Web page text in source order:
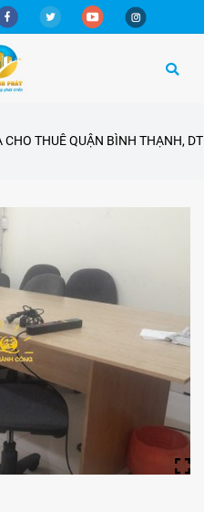
CHO THUÊ QUẬN BÌNH THẠNH,